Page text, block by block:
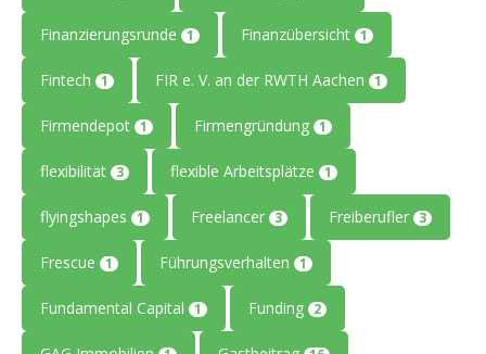
Finanzierungsrunde 1 Finanzübersicht 1
Fintech 1 FIR e. V. an der RWTH Aachen 1
Firmendepot 1 Firmengründung 1
flexibilität 3 flexible Arbeitsplätze 1
flyingshapes 1 Freelancer 3 Freiberufler 3
Frescue 1 Führungsverhalten 1
Fundamental Capital 1 Funding 2